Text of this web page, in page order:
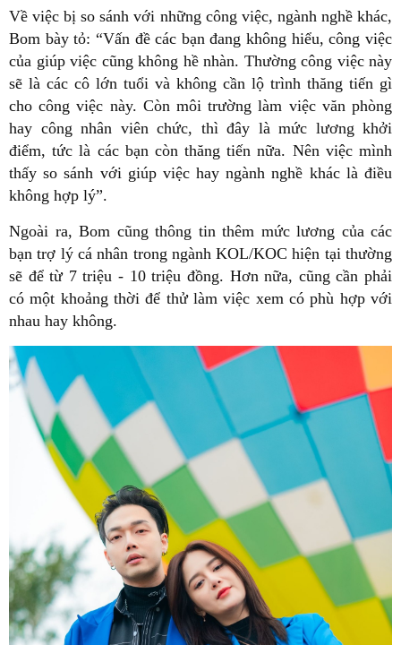
Về việc bị so sánh với những công việc, ngành nghề khác,
Bom bày tỏ: “Vấn đề các bạn đang không hiểu, công việc
của giúp việc cũng không hề nhàn. Thường công việc này
sẽ là các cô lớn tuổi và không cần lộ trình thăng tiến gì
cho công việc này. Còn môi trường làm việc văn phòng
hay công nhân viên chức, thì đây là mức lương khởi
điểm, tức là các bạn còn thăng tiến nữa. Nên việc mình
thấy so sánh với giúp việc hay ngành nghề khác là điều
không hợp lý”.
Ngoài ra, Bom cũng thông tin thêm mức lương của các
bạn trợ lý cá nhân trong ngành KOL/KOC hiện tại thường
sẽ để từ 7 triệu - 10 triệu đồng. Hơn nữa, cũng cần phải
có một khoảng thời để thử làm việc xem có phù hợp với
nhau hay không.